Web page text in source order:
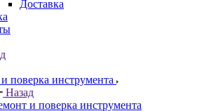
Доставка
поверка инструмента
Назад
и поверка инструмента